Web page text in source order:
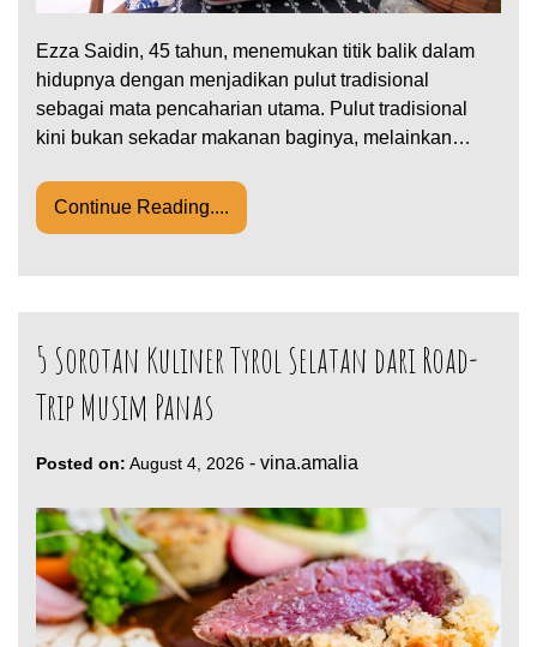
Ezza Saidin, 45 tahun, menemukan titik balik dalam
hidupnya dengan menjadikan pulut tradisional
sebagai mata pencaharian utama. Pulut tradisional
kini bukan sekadar makanan baginya, melainkan…
Continue Reading....
5 Sorotan Kuliner Tyrol Selatan dari Road-
Trip Musim Panas
Posted on: August 4, 2026 - vina.amalia